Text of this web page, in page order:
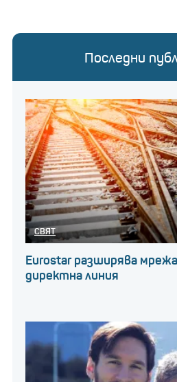
Последни
СВЯТ
Eurostar разширява
директна линия